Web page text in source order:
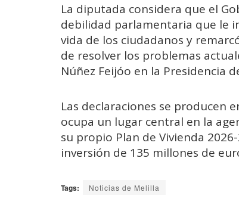
La diputada considera que el
debilidad parlamentaria que le
vida de los ciudadanos y
de resolver los problemas
Núñez Feijóo en la Presidencia
Las declaraciones se producen
ocupa un lugar central en la
su propio Plan de Vivienda
inversión de 135 millones de
Tags: Noticias de Melilla